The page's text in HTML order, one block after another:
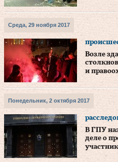
Среда, 29 ноября 2017
Возле
и
Понедельник, 2 октября 2017
В ГПУ
деле о